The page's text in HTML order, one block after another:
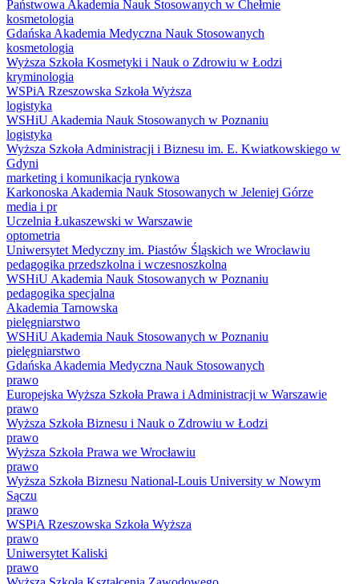
Państwowa Akademia Nauk Stosowanych w Chełmie
kosmetologia
Gdańska Akademia Medyczna Nauk Stosowanych
kosmetologia
Wyższa Szkoła Kosmetyki i Nauk o Zdrowiu w Łodzi
kryminologia
WSPiA Rzeszowska Szkoła Wyższa
logistyka
WSHiU Akademia Nauk Stosowanych w Poznaniu
logistyka
Wyższa Szkoła Administracji i Biznesu im. E. Kwiatkowskiego w
Gdyni
marketing i komunikacja rynkowa
Karkonoska Akademia Nauk Stosowanych w Jeleniej Górze
media i pr
Uczelnia Łukaszewski w Warszawie
optometria
Uniwersytet Medyczny im. Piastów Śląskich we Wrocławiu
pedagogika przedszkolna i wczesnoszkolna
WSHiU Akademia Nauk Stosowanych w Poznaniu
pedagogika specjalna
Akademia Tarnowska
pielęgniarstwo
WSHiU Akademia Nauk Stosowanych w Poznaniu
pielęgniarstwo
Gdańska Akademia Medyczna Nauk Stosowanych
prawo
Europejska Wyższa Szkoła Prawa i Administracji w Warszawie
prawo
Wyższa Szkoła Biznesu i Nauk o Zdrowiu w Łodzi
prawo
Wyższa Szkoła Prawa we Wrocławiu
prawo
Wyższa Szkoła Biznesu National-Louis University w Nowym
Sączu
prawo
WSPiA Rzeszowska Szkoła Wyższa
prawo
Uniwersytet Kaliski
prawo